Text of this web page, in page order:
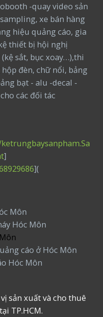
-quay video sản
xe bán hàng
hiệu quảng cáo, gia
thiết bị hội nghị
sắt, bục xoay…),thi
đèn, chữ nổi, bảng
bạt - alu -decal -
các đối tác
]
](
Môn
Hóc Môn
cáo ở Hóc Môn
Hóc Môn
sản xuất và cho thuê
TP.HCM.